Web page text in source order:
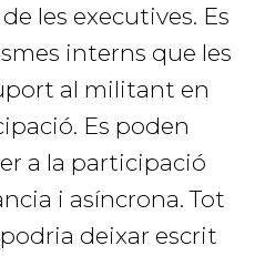
les executives. Es
interns que les
al militant en
Es poden
a la participació
i asíncrona. Tot
deixar escrit